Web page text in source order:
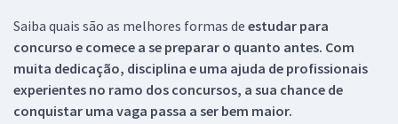
Saiba quais são as melhores formas de estudar para
concurso e comece a se preparar o quanto antes. Com
muita dedicação, disciplina e uma ajuda de profissionais
experientes no ramo dos concursos, a sua chance de
conquistar uma vaga passa a ser bem maior.